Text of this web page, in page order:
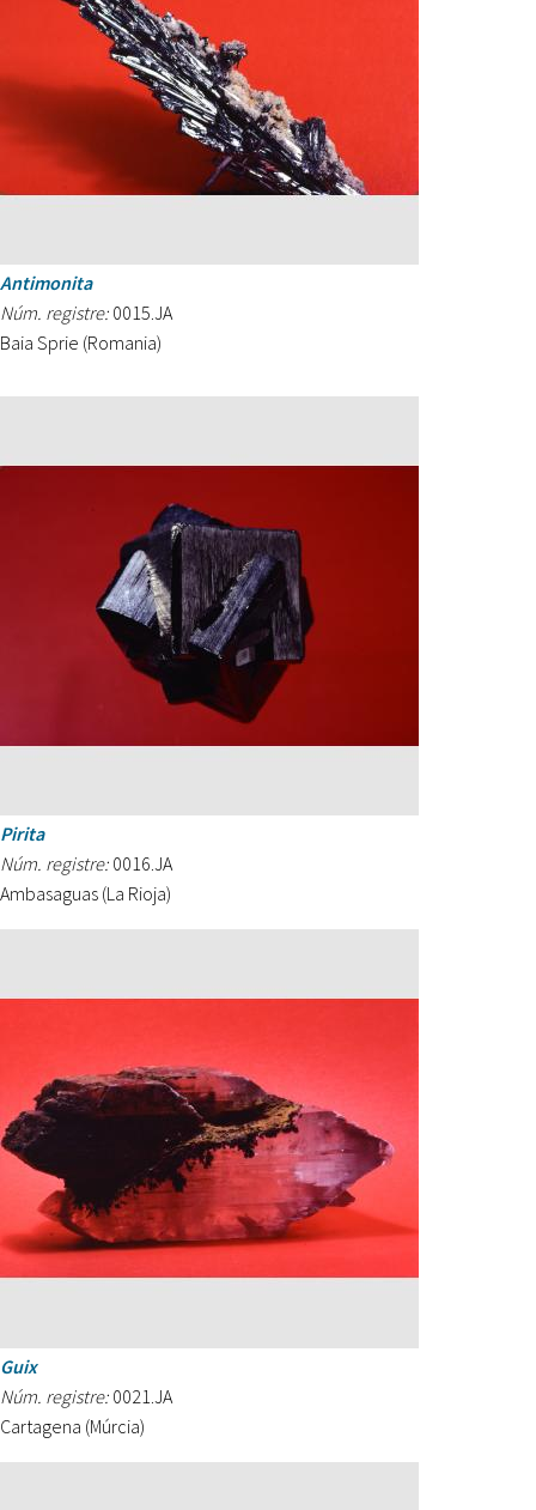
Antimonita
Núm. registre: 0015.JA
Baia Sprie (Romania)
Pirita
Núm. registre: 0016.JA
Ambasaguas (La Rioja)
Guix
Núm. registre: 0021.JA
Cartagena (Múrcia)